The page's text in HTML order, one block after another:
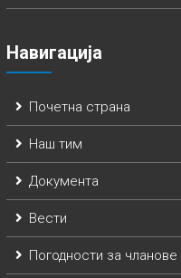
Навигација
Почетна страна
Наш тим
Документа
Вести
Погодности за чланове